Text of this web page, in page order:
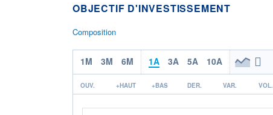
OBJECTIF D'INVESTISSEMENT
Composition
1M 3M 6M 1A 3A 5A 10A
OUV. +HAUT +BAS DER. VAR. VOL.